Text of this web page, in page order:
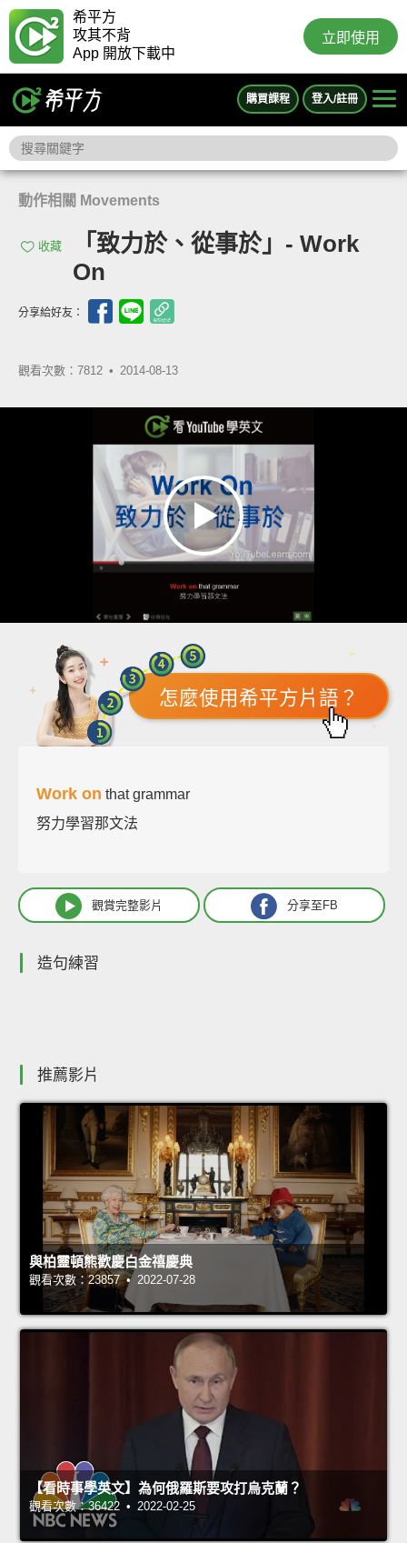
希平方
攻其不背
App 開放下載中
立即使用
購買課程 登入/註冊
動作相關 Movements
收藏
「致力於、從事於」- Work
On
分享給好友：
觀看次數：7812 • 2014-08-13
怎麼使用希平方片語？
Work on that grammar
努力學習那文法
觀賞完整影片 分享至FB
造句練習
推薦影片
與柏靈頓熊歡慶白金禧慶典
觀看次數：23857 • 2022-07-28
【看時事學英文】為何俄羅斯要攻打烏克蘭？
觀看次數：36422 • 2022-02-25